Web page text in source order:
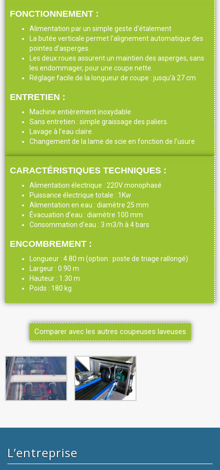
FONCTIONNEMENT :
Alimentation par un simple geste d’étalement
La butée verticale permet l’alignement automatique des
pointes d’asperges.
Les deux roues assurent un maintien des asperges, sans
les endommager, pour une coupe nette.
Réglage facile de la longueur de coupe : jusqu’à 27 cm
ENTRETIEN :
Machine entièrement inoxydable
Sans entretien : simple graissage des paliers.
Lavage à l’eau claire.
Changement de la lame de scie en fonction de l’usure
CARACTÉRISTIQUES TECHNIQUES :
Alimentation électrique : 220V monophasé
Puissance électrique totale : 1Kw
Alimentation en eau : diamètre 25 mm
Évacuation d’eau : diamètre 100 mm
Consommation d’eau : 3 m3/h à 4 bars
ENCOMBREMENT :
Longueur : 4.80 m (option : poste de triage rallongé)
Largeur : 0.90 m
Hauteur : 1.30 m
Poids : 180 kg
Comparer avec les autres coupeuses laveuses
L’entreprise